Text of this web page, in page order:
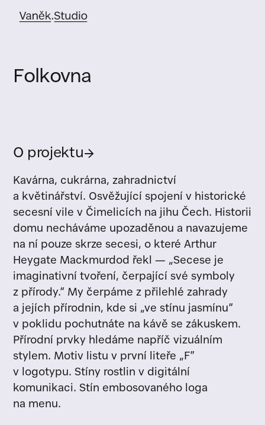
Folkovna
O projektu→
Kavárna, cukrárna, zahradnictví
a květinářství. Osvěžující spojení v historické
secesní vile v Čimelicích na jihu Čech. Historii
domu necháváme upozaděnou a navazujeme
na ní pouze skrze secesi, o které Arthur
Heygate Mackmurdod řekl — „Secese je
imaginativní tvoření, čerpající své symboly
z přírody.“ My čerpáme z přilehlé zahrady
a jejích přírodnin, kde si „ve stínu jasmínu“
v poklidu pochutnáte na kávě se zákuskem.
Přírodní prvky hledáme napříč vizuálním
stylem. Motiv listu v první liteře „F”
v logotypu. Stíny rostlin v digitální
komunikaci. Stín embosovaného loga
na menu.